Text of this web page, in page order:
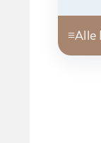
≡Alle